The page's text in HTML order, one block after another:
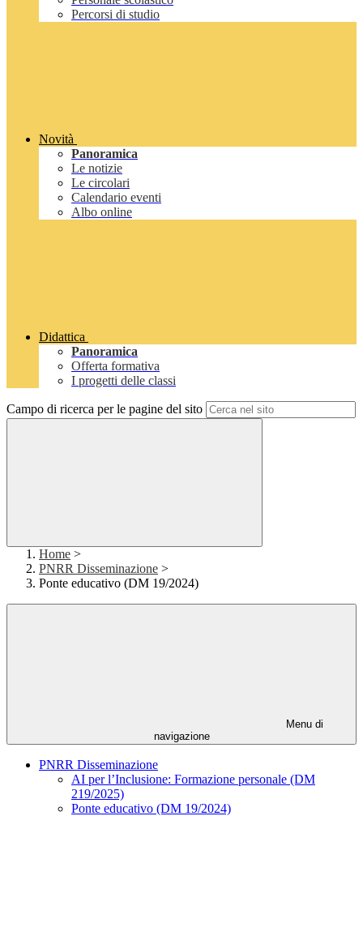
Percorsi di studio
Novità
Panoramica
Le notizie
Le circolari
Calendario eventi
Albo online
Didattica
Panoramica
Offerta formativa
I progetti delle classi
Campo di ricerca per le pagine del sito
Home >
PNRR Disseminazione >
Ponte educativo (DM 19/2024)
Menu di
navigazione
PNRR Disseminazione
AI per l’Inclusione: Formazione personale (DM
219/2025)
Ponte educativo (DM 19/2024)